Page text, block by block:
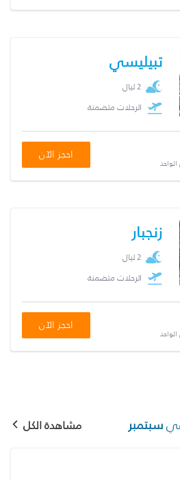
تبيليسي
2 ليال
الرحلات متضمنة
احجز الآن
زنجبار
2 ليال
الرحلات متضمنة
احجز الآن
سبتمبر مشاهدة الكل